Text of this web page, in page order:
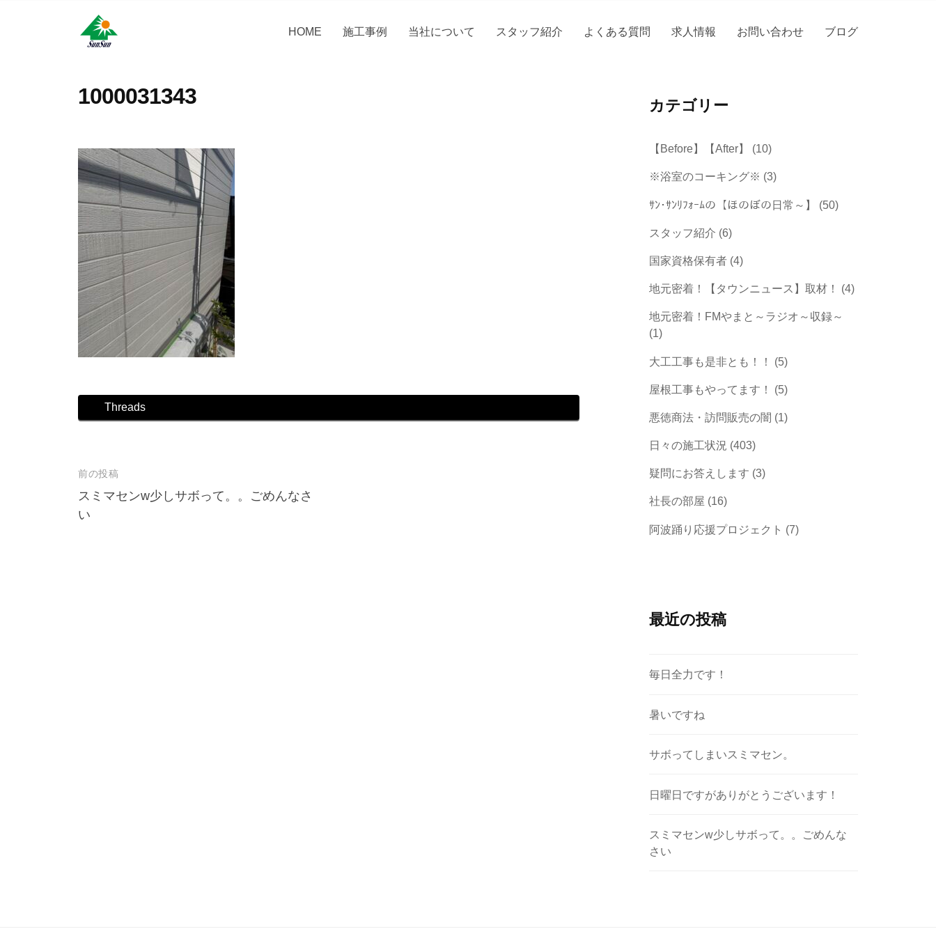
サ
サ
フ
ォ
ー
ム
株
式
会
社
神
県
市
に
あ
る
外
壁
塗
装
専
門
店
HOME 施工事例 当社について スタッフ紹介 よくある質問 求人情報 お問い合わせ ブログ
1000031343
Threads
投
稿
ナ
前の投稿
スミマセンw少しサボって。。ごめんなさ
い
カテゴリー
【Before】【After】 (10)
※浴室のコーキング※ (3)
ｻﾝ･ｻﾝﾘﾌｫｰﾑの【ほのぼの日常～】 (50)
スタッフ紹介 (6)
国家資格保有者 (4)
地元密着！【タウンニュース】取材！ (4)
地元密着！FMやまと～ラジオ～収録～
(1)
大工工事も是非とも！！ (5)
屋根工事もやってます！ (5)
悪徳商法・訪問販売の闇 (1)
日々の施工状況 (403)
疑問にお答えします (3)
社長の部屋 (16)
阿波踊り応援プロジェクト (7)
最近の投稿
毎日全力です！
暑いですね
サボってしまいスミマセン。
日曜日ですがありがとうございます！
スミマセンw少しサボって。。ごめんな
さい
サ
フ
ム
株
式
会
社